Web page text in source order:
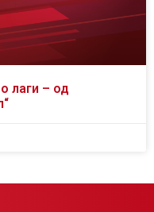
лаги – од